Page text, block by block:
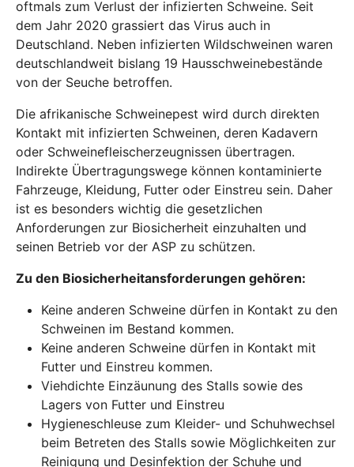
oftmals zum Verlust der infizierten Schweine. Seit
dem Jahr 2020 grassiert das Virus auch in
Deutschland. Neben infizierten Wildschweinen waren
deutschlandweit bislang 19 Hausschweinebestände
von der Seuche betroffen.
Die afrikanische Schweinepest wird durch direkten
Kontakt mit infizierten Schweinen, deren Kadavern
oder Schweinefleischerzeugnissen übertragen.
Indirekte Übertragungswege können kontaminierte
Fahrzeuge, Kleidung, Futter oder Einstreu sein. Daher
ist es besonders wichtig die gesetzlichen
Anforderungen zur Biosicherheit einzuhalten und
seinen Betrieb vor der ASP zu schützen.
Zu den Biosicherheitansforderungen gehören:
Keine anderen Schweine dürfen in Kontakt zu den
Schweinen im Bestand kommen.
Keine anderen Schweine dürfen in Kontakt mit
Futter und Einstreu kommen.
Viehdichte Einzäunung des Stalls sowie des
Lagers von Futter und Einstreu
Hygieneschleuse zum Kleider- und Schuhwechsel
beim Betreten des Stalls sowie Möglichkeiten zur
Reinigung und Desinfektion der Schuhe und